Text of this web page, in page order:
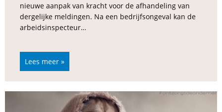
nieuwe aanpak van kracht voor de afhandeling van
dergelijke meldingen. Na een bedrijfsongeval kan de
arbeidsinspecteur…
Lees meer »